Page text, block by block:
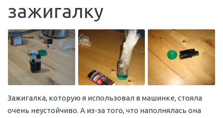
зажигалку
Зажигалка, которую я использовал в машинке, стояла
очень неустойчиво. А из-за того, что наполнялась она